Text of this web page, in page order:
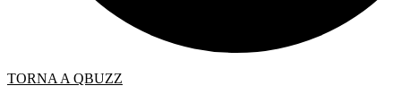
TORNA A QBUZZ